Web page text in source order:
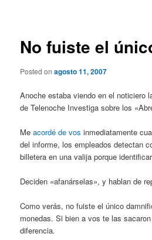
No fuiste el
Posted onagosto 11, 2007
Anoche estaba viendo en el noticiero
de Telenoche Investiga sobre los
Meacordé de vos inmediatamente
del informe, los empleados detectan
billetera en una valija porque
Deciden «afanárselas», y hablan de
Como verás, no fuiste el único
monedas. Si bien a vos te las
diferencia.